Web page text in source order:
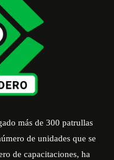
más de 300 patrullas
de unidades que se
de capacitaciones, ha